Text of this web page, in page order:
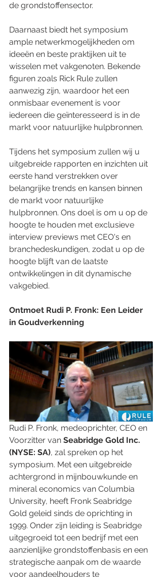
de grondstoffensector.
Daarnaast biedt het symposium
ample netwerkmogelijkheden om
ideeën en beste praktijken uit te
wisselen met vakgenoten. Bekende
figuren zoals Rick Rule zullen
aanwezig zijn, waardoor het een
onmisbaar evenement is voor
iedereen die geïnteresseerd is in de
markt voor natuurlijke hulpbronnen.
Tijdens het symposium zullen wij u
uitgebreide rapporten en inzichten uit
eerste hand verstrekken over
belangrijke trends en kansen binnen
de markt voor natuurlijke
hulpbronnen. Ons doel is om u op de
hoogte te houden met exclusieve
interview previews met CEO's en
branchedeskundigen, zodat u op de
hoogte blijft van de laatste
ontwikkelingen in dit dynamische
vakgebied.
Ontmoet Rudi P. Fronk: Een Leider
in Goudverkenning
Rudi P. Fronk, medeoprichter, CEO en
Voorzitter van Seabridge Gold Inc.
(NYSE: SA), zal spreken op het
symposium. Met een uitgebreide
achtergrond in mijnbouwkunde en
mineral economics van Columbia
University, heeft Fronk Seabridge
Gold geleid sinds de oprichting in
1999. Onder zijn leiding is Seabridge
uitgegroeid tot een bedrijf met een
aanzienlijke grondstoffenbasis en een
strategische aanpak om de waarde
voor aandeelhouders te